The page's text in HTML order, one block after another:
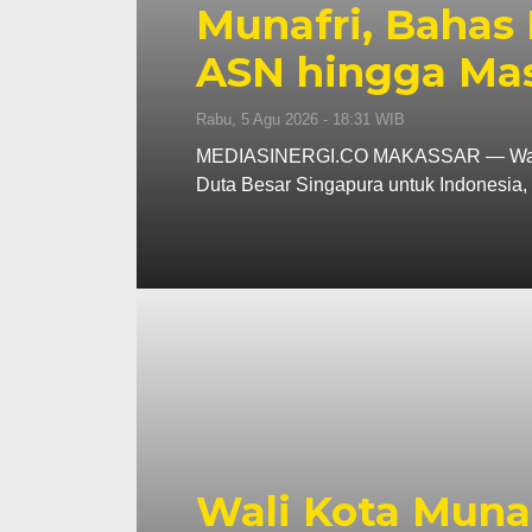
Munafri,
ASN hingga
Rabu, 5 Agu 2026 - 18:31 WIB
MEDIASINERGI.CO MAKASSAR —
Duta Besar Singapura untuk
Wali Kota